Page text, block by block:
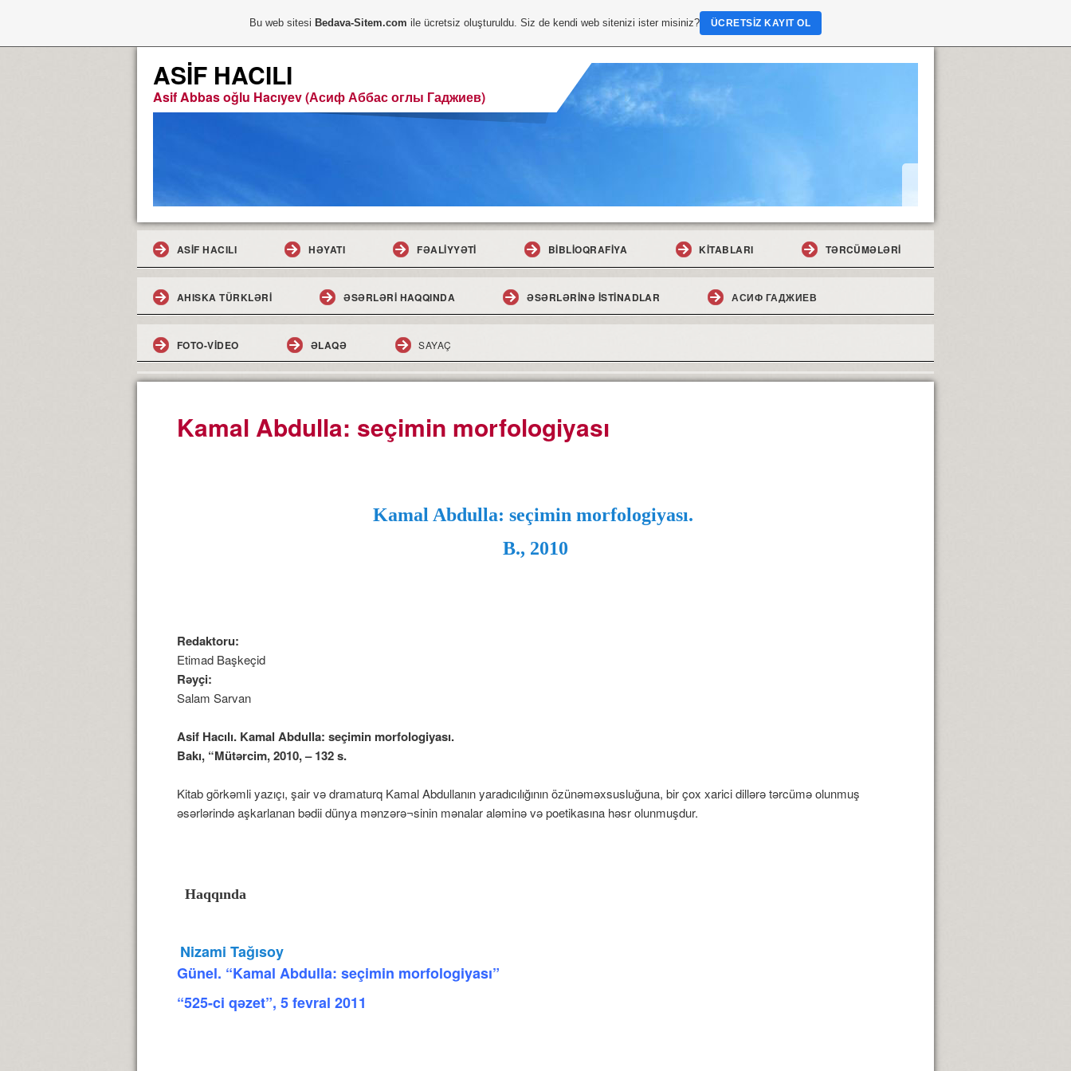
ASİF HACILI
Asif Abbas oğlu Hacıyev (Асиф Аббас оглы Гаджиев)
ASİF HACILI HƏYATI FƏALİYYƏTİ BİBLİOQRAFİYA KİTABLARI TƏRCÜMƏLƏRİ
AHISKA TÜRKLƏRİ ƏSƏRLƏRİ HAQQINDA ƏSƏRLƏRİNƏ İSTİNADLAR АСИФ ГАДЖИЕВ
FOTO-VİDEO ƏLAQƏ SAYAÇ
Kamal Abdulla: seçimin morfologiyası
Kamal Abdulla: seçimin morfologiyası.
B., 2010
Redaktoru:
Etimad Başkeçid
Rəyçi:
Salam Sarvan
Asif Hacılı. Kamal Abdulla: seçimin morfologiyası.
Bakı, “Mütərcim, 2010, – 132 s.
Kitab görkəmli yazıçı, şair və dramaturq Kamal Abdullanın yaradıcılığının özünəməxsusluğuna, bir çox xarici dillərə tərcümə olunmuş
əsərlərində aşkarlanan bədii dünya mənzərə¬sinin mənalar aləminə və poetikasına həsr olunmuşdur.
Haqqında
Nizami Tağısoy
Günel. “Kamal Abdulla: seçimin morfologiyası”
“525-ci qəzet”, 5 fevral 2011
Bu web sitesi Bedava-Sitem.com ile ücretsiz oluşturuldu. Siz de kendi web sitenizi ister misiniz? ÜCRETSIZ KAYIT OL